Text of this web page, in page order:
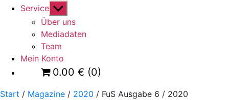
Service Untermenü
anzeigen
Über uns
Mediadaten
Team
Mein Konto
0.00 € (0)
Start / Magazine / 2020 / FuS Ausgabe 6 / 2020